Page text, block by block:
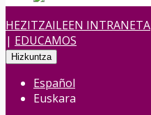
HEZITZAILEEN INTRANETA
| EDUCAMOS
Hizkuntza
Español
Euskara